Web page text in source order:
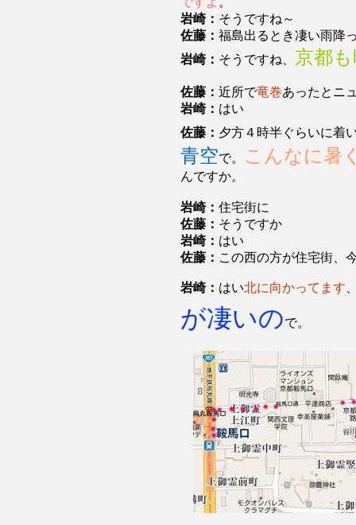
岩崎： そうですね～
佐藤： 福島出るとき凄い雨降
岩崎： そうですね、 京都
佐藤： 近所で竜巻あったとニ
岩崎： はい
佐藤： 夕方４時半ぐらいに着
青空で。 こんなに暑
んですか。
岩崎： 住宅街に
佐藤： そうですか
岩崎： はい
佐藤： この西の方が住宅街、
岩崎： はい北に向かってます
が凄いので。